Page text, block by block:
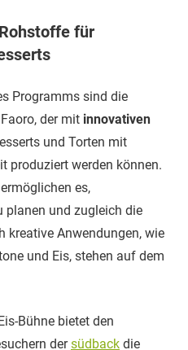
für
Programms sind die
der mit innovativen
und Torten mit
produziert werden können.
es,
planen und zugleich die
kreative Anwendungen, wie
und Eis, stehen auf dem
Bühne bietet den
dersüdback die